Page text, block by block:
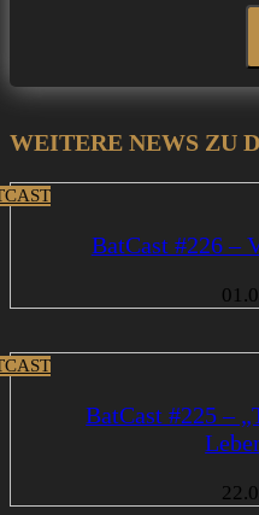
WEITERE NEWS ZU
BatCast #226 –
BatCast #225 –